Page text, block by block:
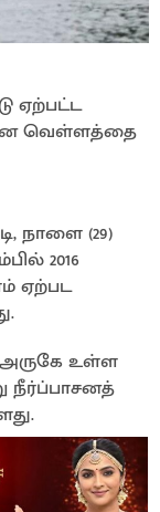
ஏற்பட்ட
வெள்ளத்தை
நாளை (29)
2016
ஏற்பட
உள்ள
நீர்ப்பாசனத்